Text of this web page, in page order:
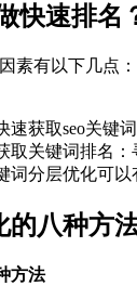
快速排名
素有以下几点
速获取seo关键
取关键词排名
词分层优化可
的八种方
方法